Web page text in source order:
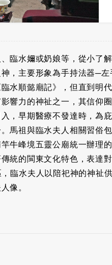
臨水嬭或奶娘等，從小了
，主要形象為手持法器─
水順懿廟記》，但直到明
響力的神祉之一，其信仰
，早期醫療不發達時，為
馬祖與臨水夫人相關習俗
牛峰境五靈公廟統一辦理
統的閩東文化特色，表達
臨水夫人以陪祀神的神祉
像。